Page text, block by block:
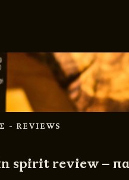
- REVIEWS
spirit review –